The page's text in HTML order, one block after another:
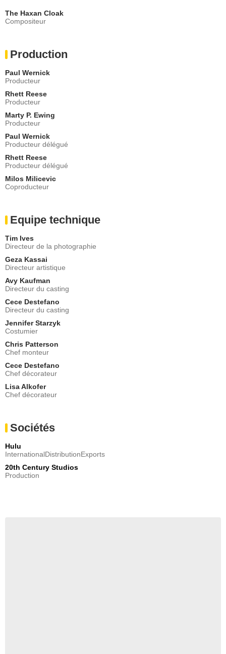
The Haxan Cloak
Compositeur
Production
Paul Wernick
Producteur
Rhett Reese
Producteur
Marty P. Ewing
Producteur
Paul Wernick
Producteur délégué
Rhett Reese
Producteur délégué
Milos Milicevic
Coproducteur
Equipe technique
Tim Ives
Directeur de la photographie
Geza Kassai
Directeur artistique
Avy Kaufman
Directeur du casting
Cece Destefano
Directeur du casting
Jennifer Starzyk
Costumier
Chris Patterson
Chef monteur
Cece Destefano
Chef décorateur
Lisa Alkofer
Chef décorateur
Sociétés
Hulu
InternationalDistributionExports
20th Century Studios
Production